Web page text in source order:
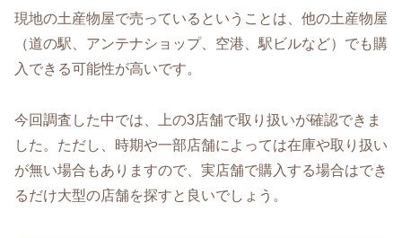
現地の土産物屋で売っているということは、他の土産物屋
（道の駅、アンテナショップ、空港、駅ビルなど）でも購
入できる可能性が高いです。
今回調査した中では、上の3店舗で取り扱いが確認できま
した。ただし、時期や一部店舗によっては在庫や取り扱い
が無い場合もありますので、実店舗で購入する場合はでき
るだけ大型の店舗を探すと良いでしょう。